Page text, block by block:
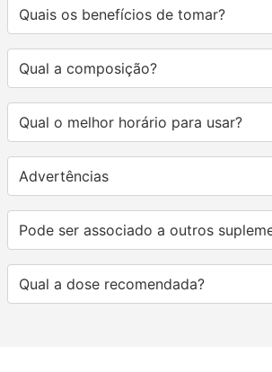
Quais os benefícios de tomar?
Qual a composição?
Qual o melhor horário para usar?
Advertências
Pode ser associado a outros
Qual a dose recomendada?